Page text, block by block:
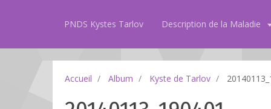
PNDS Kystes Tarlov Description de la Maladie
Accueil Album Kyste de Tarlov